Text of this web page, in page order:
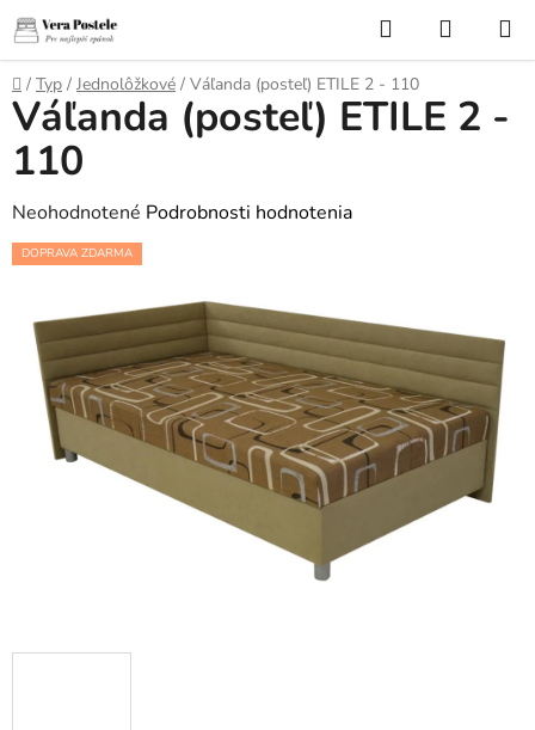
Prejsť
na
obsah
Hľadať
KOŠÍK
Domov
/ Typ / Jednolôžkové / Váľanda (posteľ) ETILE 2 - 110
Váľanda (posteľ) ETILE 2 -
110
Priemerné
hodnotenie
0,0
hviezdičiek.
Neohodnotené Podrobnosti hodnotenia
DOPRAVA ZDARMA